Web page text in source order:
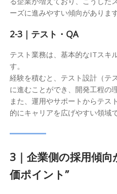
ーズに進みやすい傾向があります
2-3｜テスト・QA
テスト業務は、基本的なITスキ
す。
経験を積むと、テスト設計（テ
に進むことができ、開発工程の
また、運用やサポートからテス
的にキャリアを広げやすい領域で
3｜企業側の採用傾
価ポイント”